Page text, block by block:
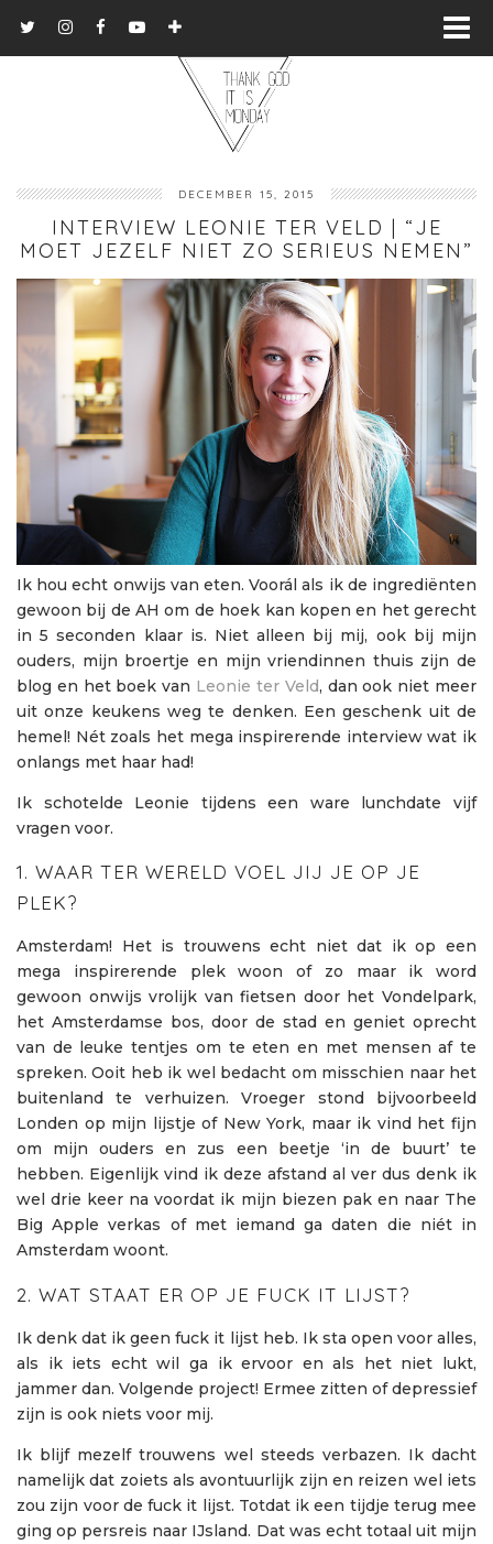
DECEMBER 15, 2015
INTERVIEW LEONIE TER VELD | “JE
MOET JEZELF NIET ZO SERIEUS NEMEN”
Ik hou echt onwijs van eten. Voorál als ik de ingrediënten
gewoon bij de AH om de hoek kan kopen en het gerecht
in 5 seconden klaar is. Niet alleen bij mij, ook bij mijn
ouders, mijn broertje en mijn vriendinnen thuis zijn de
blog en het boek van Leonie ter Veld, dan ook niet meer
uit onze keukens weg te denken. Een geschenk uit de
hemel! Nét zoals het mega inspirerende interview wat ik
onlangs met haar had!
Ik schotelde Leonie tijdens een ware lunchdate vijf
vragen voor.
1. WAAR TER WERELD VOEL JIJ JE OP JE
PLEK?
Amsterdam! Het is trouwens echt niet dat ik op een
mega inspirerende plek woon of zo maar ik word
gewoon onwijs vrolijk van fietsen door het Vondelpark,
het Amsterdamse bos, door de stad en geniet oprecht
van de leuke tentjes om te eten en met mensen af te
spreken. Ooit heb ik wel bedacht om misschien naar het
buitenland te verhuizen. Vroeger stond bijvoorbeeld
Londen op mijn lijstje of New York, maar ik vind het fijn
om mijn ouders en zus een beetje ‘in de buurt’ te
hebben. Eigenlijk vind ik deze afstand al ver dus denk ik
wel drie keer na voordat ik mijn biezen pak en naar The
Big Apple verkas of met iemand ga daten die niét in
Amsterdam woont.
2. WAT STAAT ER OP JE FUCK IT LIJST?
Ik denk dat ik geen fuck it lijst heb. Ik sta open voor alles,
als ik iets echt wil ga ik ervoor en als het niet lukt,
jammer dan. Volgende project! Ermee zitten of depressief
zijn is ook niets voor mij.
Ik blijf mezelf trouwens wel steeds verbazen. Ik dacht
namelijk dat zoiets als avontuurlijk zijn en reizen wel iets
zou zijn voor de fuck it lijst. Totdat ik een tijdje terug mee
ging op persreis naar IJsland. Dat was echt totaal uit mijn